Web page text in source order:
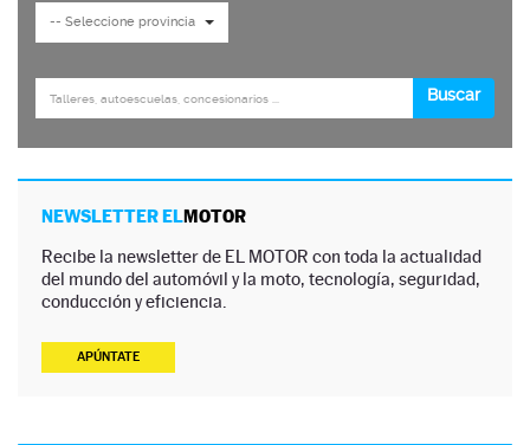
NEWSLETTER ELMOTOR
Recibe la newsletter de EL MOTOR con toda la actualidad
del mundo del automóvil y la moto, tecnología, seguridad,
conducción y eficiencia.
APÚNTATE